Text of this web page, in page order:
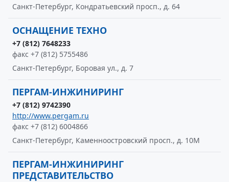
Санкт-Петербург, Кондратьевский просп., д. 64
ОСНАЩЕНИЕ ТЕХНО
+7 (812) 7648233
факс +7 (812) 5755486
Санкт-Петербург, Боровая ул., д. 7
ПЕРГАМ-ИНЖИНИРИНГ
+7 (812) 9742390
http://www.pergam.ru
факс +7 (812) 6004866
Санкт-Петербург, Каменноостровский просп., д. 10М
ПЕРГАМ-ИНЖИНИРИНГ
ПРЕДСТАВИТЕЛЬСТВО